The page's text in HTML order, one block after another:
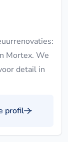
Mortex. We
detail in
profil